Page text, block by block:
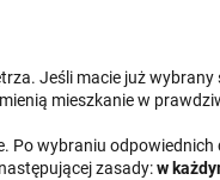
Jeśli macie już
mieszkanie w
Po wybraniu
zasady:w